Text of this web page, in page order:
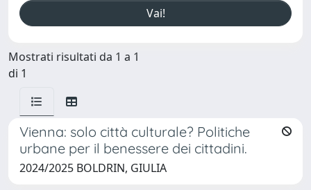
Mostrati risultati da 1 a 1
di 1
Vienna: solo città culturale? Politiche
urbane per il benessere dei cittadini.
2024/2025 BOLDRIN, GIULIA